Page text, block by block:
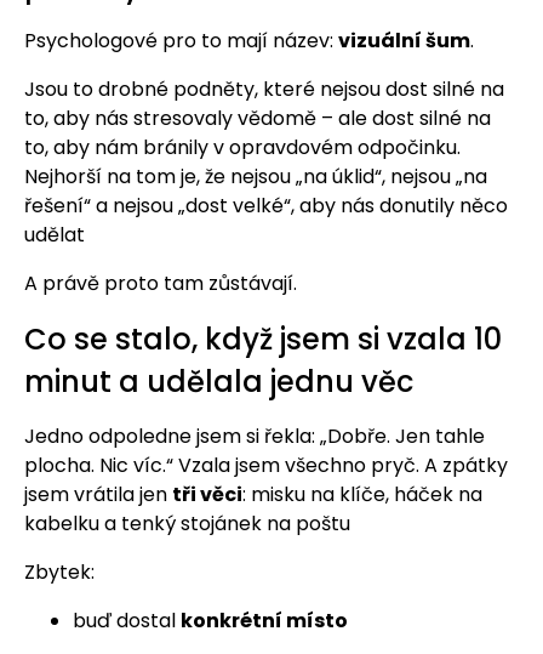
Psychologové pro to mají název: vizuální šum.
Jsou to drobné podněty, které nejsou dost silné na
to, aby nás stresovaly vědomě – ale dost silné na
to, aby nám bránily v opravdovém odpočinku.
Nejhorší na tom je, že nejsou „na úklid“, nejsou „na
řešení“ a nejsou „dost velké“, aby nás donutily něco
udělat
A právě proto tam zůstávají.
Co se stalo, když jsem si vzala 10
minut a udělala jednu věc
Jedno odpoledne jsem si řekla: „Dobře. Jen tahle
plocha. Nic víc.“ Vzala jsem všechno pryč. A zpátky
jsem vrátila jen tři věci: misku na klíče, háček na
kabelku a tenký stojánek na poštu
Zbytek:
buď dostal konkrétní místo